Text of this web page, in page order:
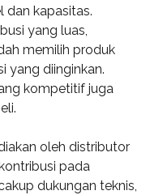
dan kapasitas.
yang luas,
memilih produk
yang diinginkan.
kompetitif juga
oleh distributor
pada
dukungan teknis,